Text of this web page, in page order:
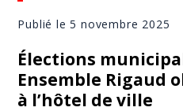
Publié le 5 novembre 2025
Élections
Ensemble Rigaud
à l’hôtel de ville